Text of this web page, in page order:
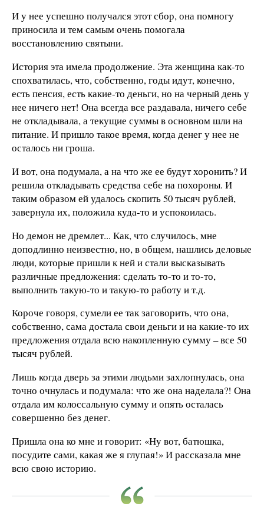
И у нее успешно получался этот сбор, она помногу
приносила и тем самым очень помогала
восстановлению святыни.
История эта имела продолжение. Эта женщина как-то
спохватилась, что, собственно, годы идут, конечно,
есть пенсия, есть какие-то деньги, но на черный день у
нее ничего нет! Она всегда все раздавала, ничего себе
не откладывала, а текущие суммы в основном шли на
питание. И пришло такое время, когда денег у нее не
осталось ни гроша.
И вот, она подумала, а на что же ее будут хоронить? И
решила откладывать средства себе на похороны. И
таким образом ей удалось скопить 50 тысяч рублей,
завернула их, положила куда-то и успокоилась.
Но демон не дремлет... Как, что случилось, мне
доподлинно неизвестно, но, в общем, нашлись деловые
люди, которые пришли к ней и стали высказывать
различные предложения: сделать то-то и то-то,
выполнить такую-то и такую-то работу и т.д.
Короче говоря, сумели ее так заговорить, что она,
собственно, сама достала свои деньги и на какие-то их
предложения отдала всю накопленную сумму – все 50
тысяч рублей.
Лишь когда дверь за этими людьми захлопнулась, она
точно очнулась и подумала: что же она наделала?! Она
отдала им колоссальную сумму и опять осталась
совершенно без денег.
Пришла она ко мне и говорит: «Ну вот, батюшка,
посудите сами, какая же я глупая!» И рассказала мне
всю свою историю.